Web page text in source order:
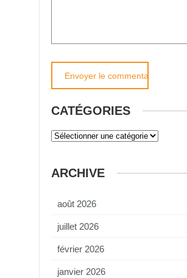
CATÉGORIES
ARCHIVE
août 2026
juillet 2026
février 2026
janvier 2026